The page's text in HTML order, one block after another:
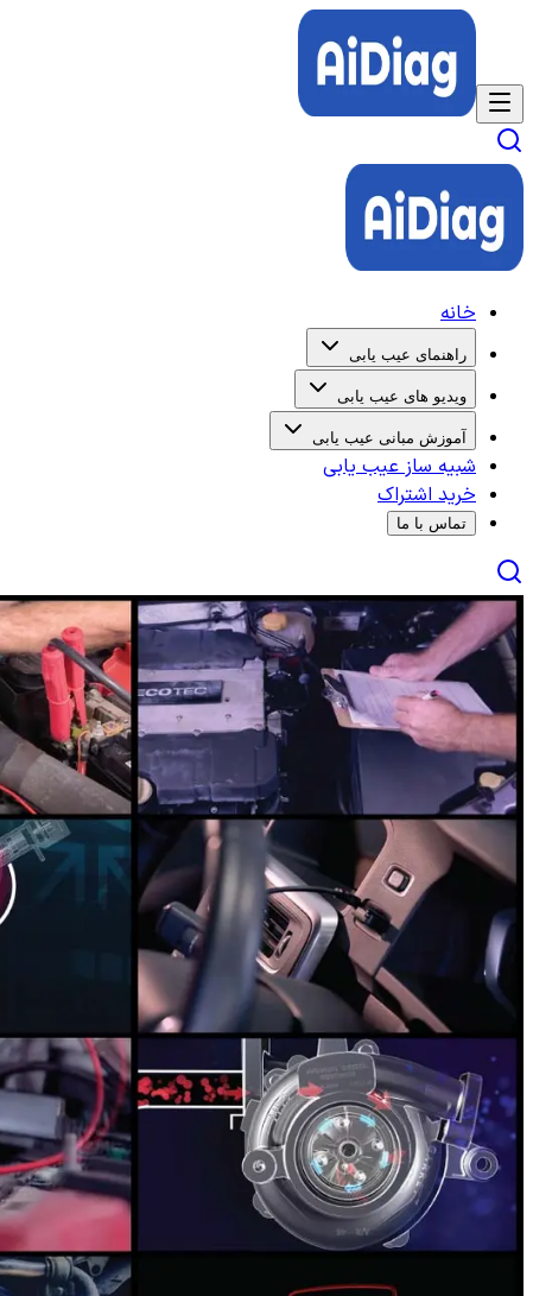
خانه
راهنمای عیب یابی
ویدیو های عیب یابی
آموزش مبانی عیب یابی
شبیه ساز عیب یابی
خرید اشتراک
تماس با ما